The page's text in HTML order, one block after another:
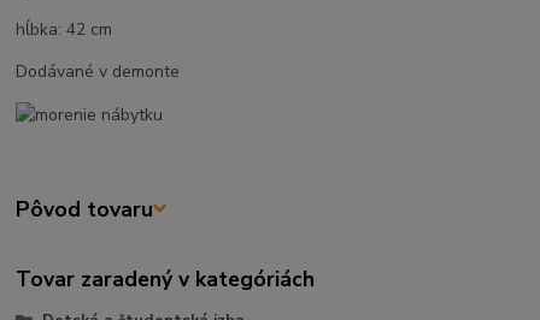
hĺbka: 42 cm
Dodávané v demonte
Pôvod tovaru
Tovar zaradený v kategóriách